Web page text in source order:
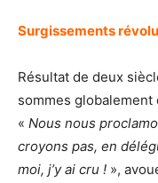
Surgissements
Résultat de deux
sommes
« Nous nous
croyons pas, en
moi, j’y ai cru ! »,